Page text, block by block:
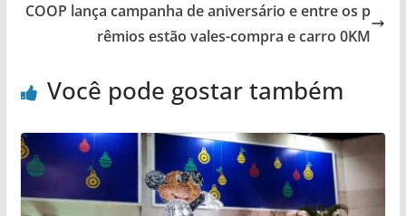
COOP lança campanha de aniversário e entre os p
rêmios estão vales-compra e carro 0KM
Você pode gostar também